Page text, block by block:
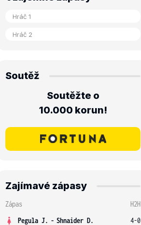
Soutěž
Soutěžte o
10.000 korun!
Zajímavé zápasy
Zápas
H2H
Pegula J. - Shnaider D.
4-0